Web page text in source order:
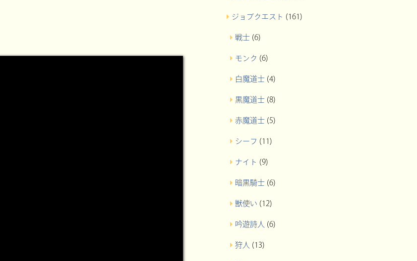
ジョブクエスト (161)
戦士 (6)
モンク (6)
白魔道士 (4)
黒魔道士 (8)
赤魔道士 (5)
シーフ (11)
ナイト (9)
暗黒騎士 (6)
獣使い (12)
吟遊詩人 (6)
狩人 (13)